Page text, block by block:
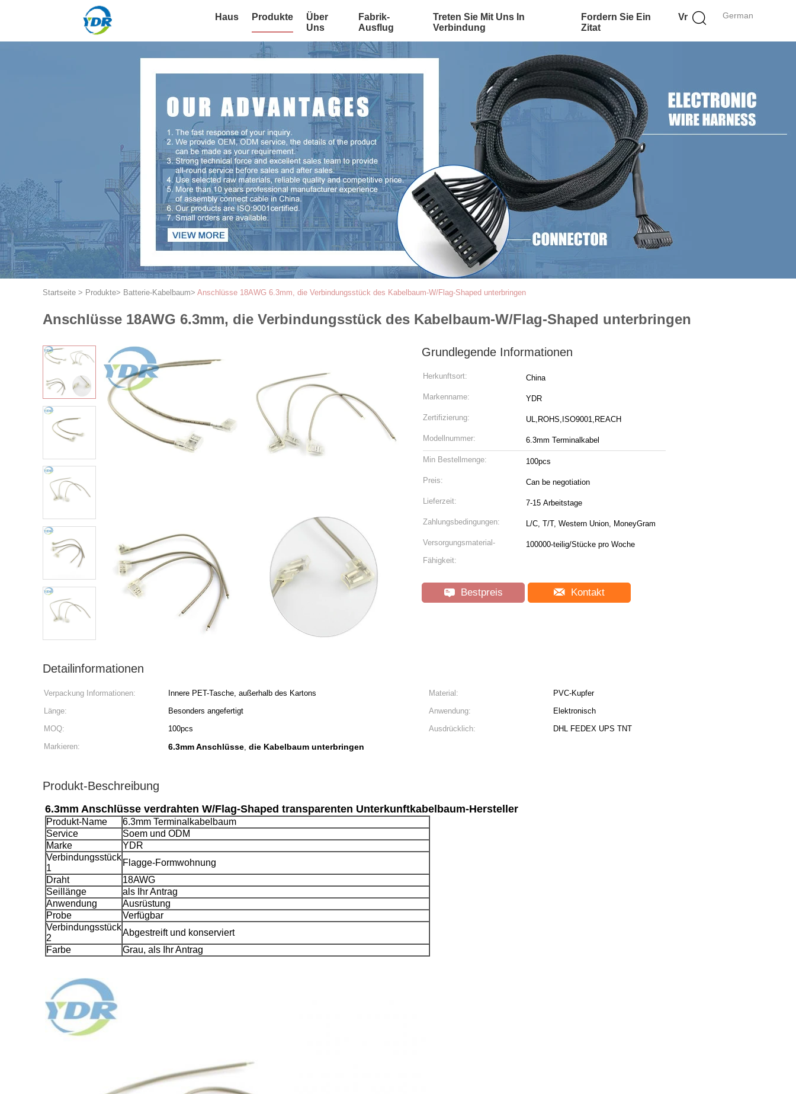
German
Haus Produkte
Über
Uns
Fabrik-
Ausflug
Treten Sie Mit Uns In
Verbindung
Fordern Sie Ein
Zitat
Vr
Startseite > Produkte> Batterie-Kabelbaum> Anschlüsse 18AWG 6.3mm, die Verbindungsstück des Kabelbaum-W/Flag-Shaped unterbringen
Anschlüsse 18AWG 6.3mm, die Verbindungsstück des Kabelbaum-W/Flag-Shaped unterbringen
Grundlegende Informationen
Herkunftsort: China
Markenname: YDR
Zertifizierung: UL,ROHS,ISO9001,REACH
Modellnummer: 6.3mm Terminalkabel
Min Bestellmenge: 100pcs
Preis: Can be negotiation
Lieferzeit: 7-15 Arbeitstage
Zahlungsbedingungen: L/C, T/T, Western Union, MoneyGram
Versorgungsmaterial-
Fähigkeit:
100000-teilig/Stücke pro Woche
Bestpreis Kontakt
Detailinformationen
Verpackung Informationen: Innere PET-Tasche, außerhalb des Kartons Material:
PVC-Kupfer
Länge:
Besonders angefertigt Anwendung:
Elektronisch
MOQ:
100pcs Ausdrücklich:
DHL FEDEX UPS TNT
Markieren:
6.3mm Anschlüsse, die Kabelbaum unterbringen
Produkt-Beschreibung
6.3mm Anschlüsse verdrahten W/Flag-Shaped transparenten Unterkunftkabelbaum-Hersteller
Produkt-Name
6.3mm Terminalkabelbaum
Service
Soem und ODM
Marke
YDR
Verbindungsstück
1
Flagge-Formwohnung
Draht
18AWG
Seillänge
als Ihr Antrag
Anwendung
Ausrüstung
Probe
Verfügbar
Verbindungsstück
2
Abgestreift und konserviert
Farbe
Grau, als Ihr Antrag